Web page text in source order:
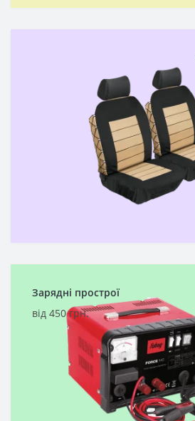
Зарядні прострої
від 450 грн.